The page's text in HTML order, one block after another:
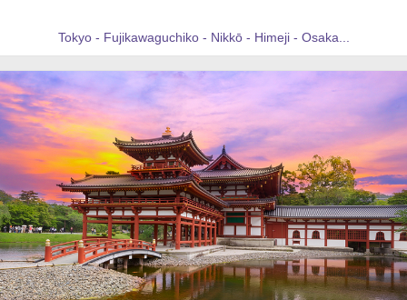
Tokyo - Fujikawaguchiko - Nikkō - Himeji - Osaka...